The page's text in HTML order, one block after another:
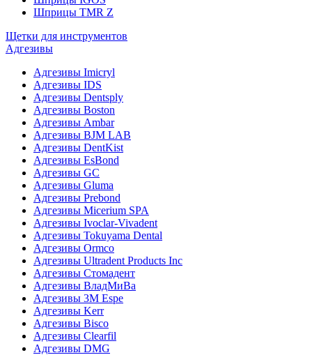
Шприцы TMR Z
Щетки для инструментов
Адгезивы
Адгезивы Imicryl
Адгезивы IDS
Адгезивы Dentsply
Адгезивы Boston
Адгезивы Ambar
Адгезивы BJM LAB
Адгезивы DentKist
Адгезивы EsBond
Адгезивы GC
Адгезивы Gluma
Адгезивы Prebond
Адгезивы Micerium SPA
Адгезивы Ivoclar-Vivadent
Адгезивы Tokuyama Dental
Адгезивы Ormco
Адгезивы Ultradent Products Inc
Адгезивы Стомадент
Адгезивы ВладМиВа
Адгезивы 3M Espe
Адгезивы Kerr
Адгезивы Bisco
Адгезивы Clearfil
Адгезивы DMG